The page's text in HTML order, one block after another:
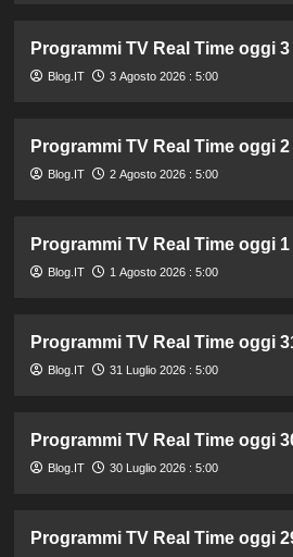
Programmi TV Real Time oggi
Blog.IT 3 Agosto 2026 : 5:00
Programmi TV Real Time oggi
Blog.IT 2 Agosto 2026 : 5:00
Programmi TV Real Time oggi
Blog.IT 1 Agosto 2026 : 5:00
Programmi TV Real Time oggi
Blog.IT 31 Luglio 2026 : 5:00
Programmi TV Real Time oggi
Blog.IT 30 Luglio 2026 : 5:00
Programmi TV Real Time oggi